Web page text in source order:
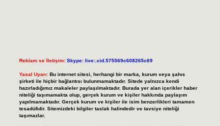
Reklam ve İletişim: Skype: live:.cid.575569c608265c69
Yasal Uyarı: Bu internet sitesi, herhangi bir marka, kurum veya şahıs
şirketi ile hiçbir bağlantısı bulunmamaktadır. Sitede yalnızca kendi
hazırladığımız makaleler paylaşılmaktadır. Burada yer alan içerikler haber
niteliği taşımamakta olup, gerçek kurum ve kişiler hakkında paylaşım
yapılmamaktadır. Gerçek kurum ve kişiler ile isim benzerlikleri tamamen
tesadüfidir. Sitemizdeki bilgiler taslak halindedir ve tavsiye niteliği
taşımazlar.